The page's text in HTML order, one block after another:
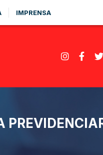
IMPRENSA